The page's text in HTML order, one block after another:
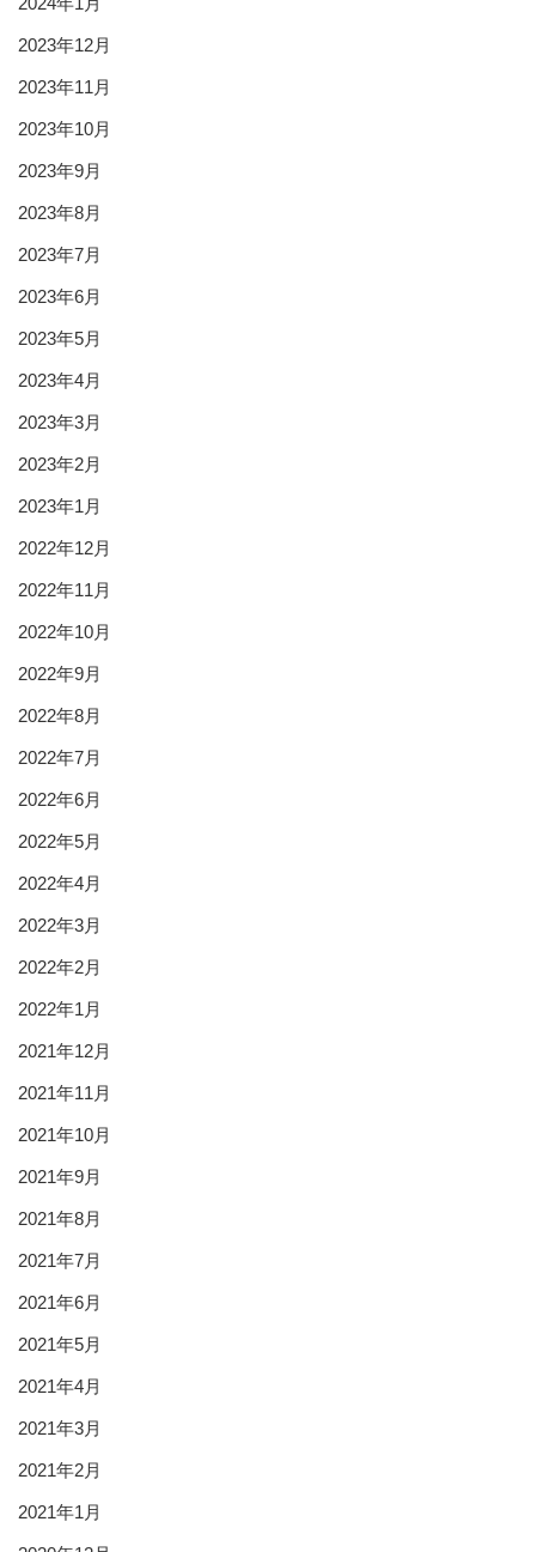
2023年12月
2023年11月
2023年10月
2023年9月
2023年8月
2023年7月
2023年6月
2023年5月
2023年4月
2023年3月
2023年2月
2023年1月
2022年12月
2022年11月
2022年10月
2022年9月
2022年8月
2022年7月
2022年6月
2022年5月
2022年4月
2022年3月
2022年2月
2022年1月
2021年12月
2021年11月
2021年10月
2021年9月
2021年8月
2021年7月
2021年6月
2021年5月
2021年4月
2021年3月
2021年2月
2021年1月